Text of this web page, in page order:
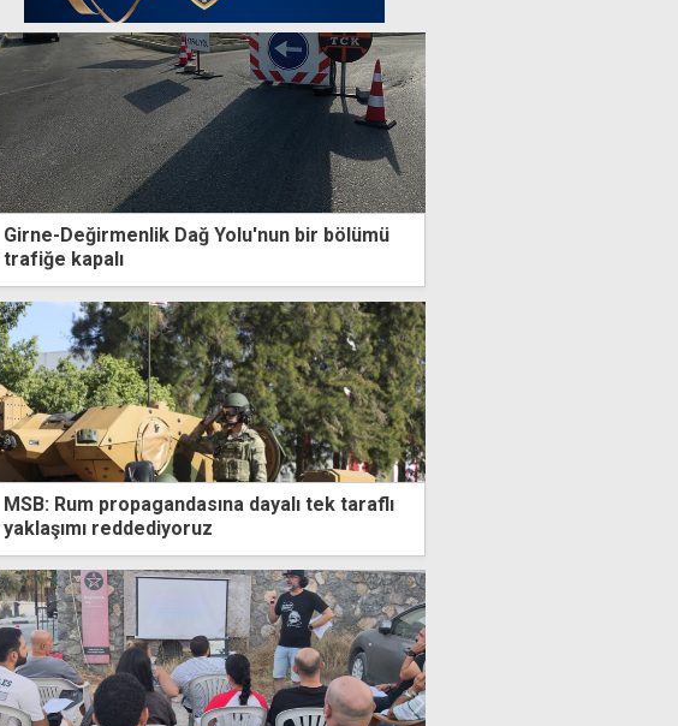
Girne-Değirmenlik Dağ Yolu'nun bir bölümü
trafiğe kapalı
MSB: Rum propagandasına dayalı tek taraflı
yaklaşımı reddediyoruz